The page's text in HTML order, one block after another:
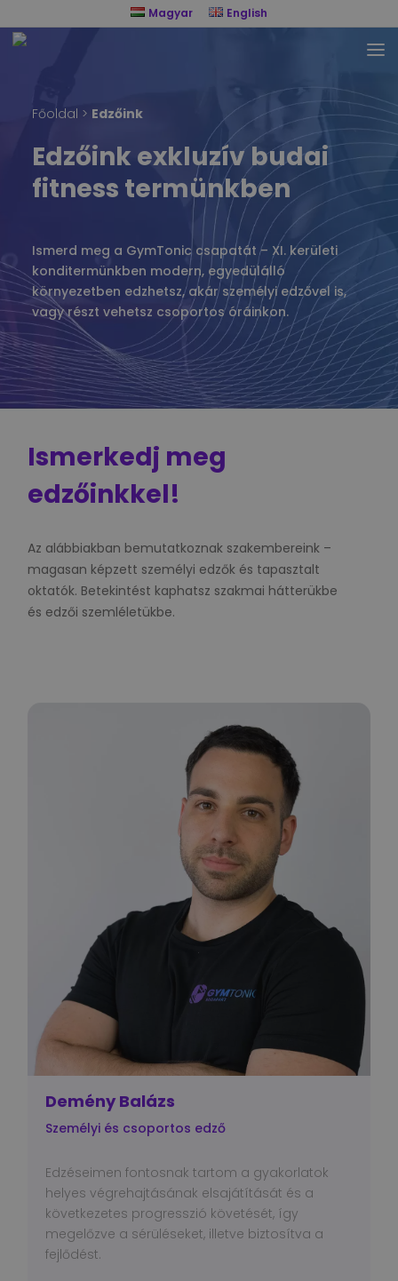
Magyar English
Főoldal > Edzőink
Edzőink exkluzív budai
fitness termünkben
Ismerd meg a GymTonic csapatát – XI. kerületi
konditermünkben modern, egyedülálló
környezetben edzhetsz, akár személyi edzővel is,
vagy részt vehetsz csoportos óráinkon.
Ismerkedj meg
edzőinkkel!
Az alábbiakban bemutatkoznak szakembereink –
magasan képzett személyi edzők és tapasztalt
oktatók. Betekintést kaphatsz szakmai hátterükbe
és edzői szemléletükbe.
Demény Balázs
Személyi és csoportos edző
Edzéseimen fontosnak tartom a gyakorlatok
helyes végrehajtásának elsajátítását és a
következetes progresszió követését, így
megelőzve a sérüléseket, illetve biztosítva a
fejlődést.